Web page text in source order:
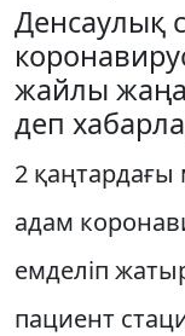
Денсаулық
жайлы жаңа
деп
2
адам
емделіп
пациент